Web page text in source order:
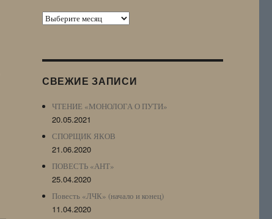
Архив
Archive)
СВЕЖИЕ ЗАПИСИ
ЧТЕНИЕ «МОНОЛОГА О ПУТИ»
20.05.2021
СПОРЩИК ЯКОВ
21.06.2020
ПОВЕСТЬ «АНТ»
25.04.2020
Повесть «ЛЧК» (начало и конец)
11.04.2020